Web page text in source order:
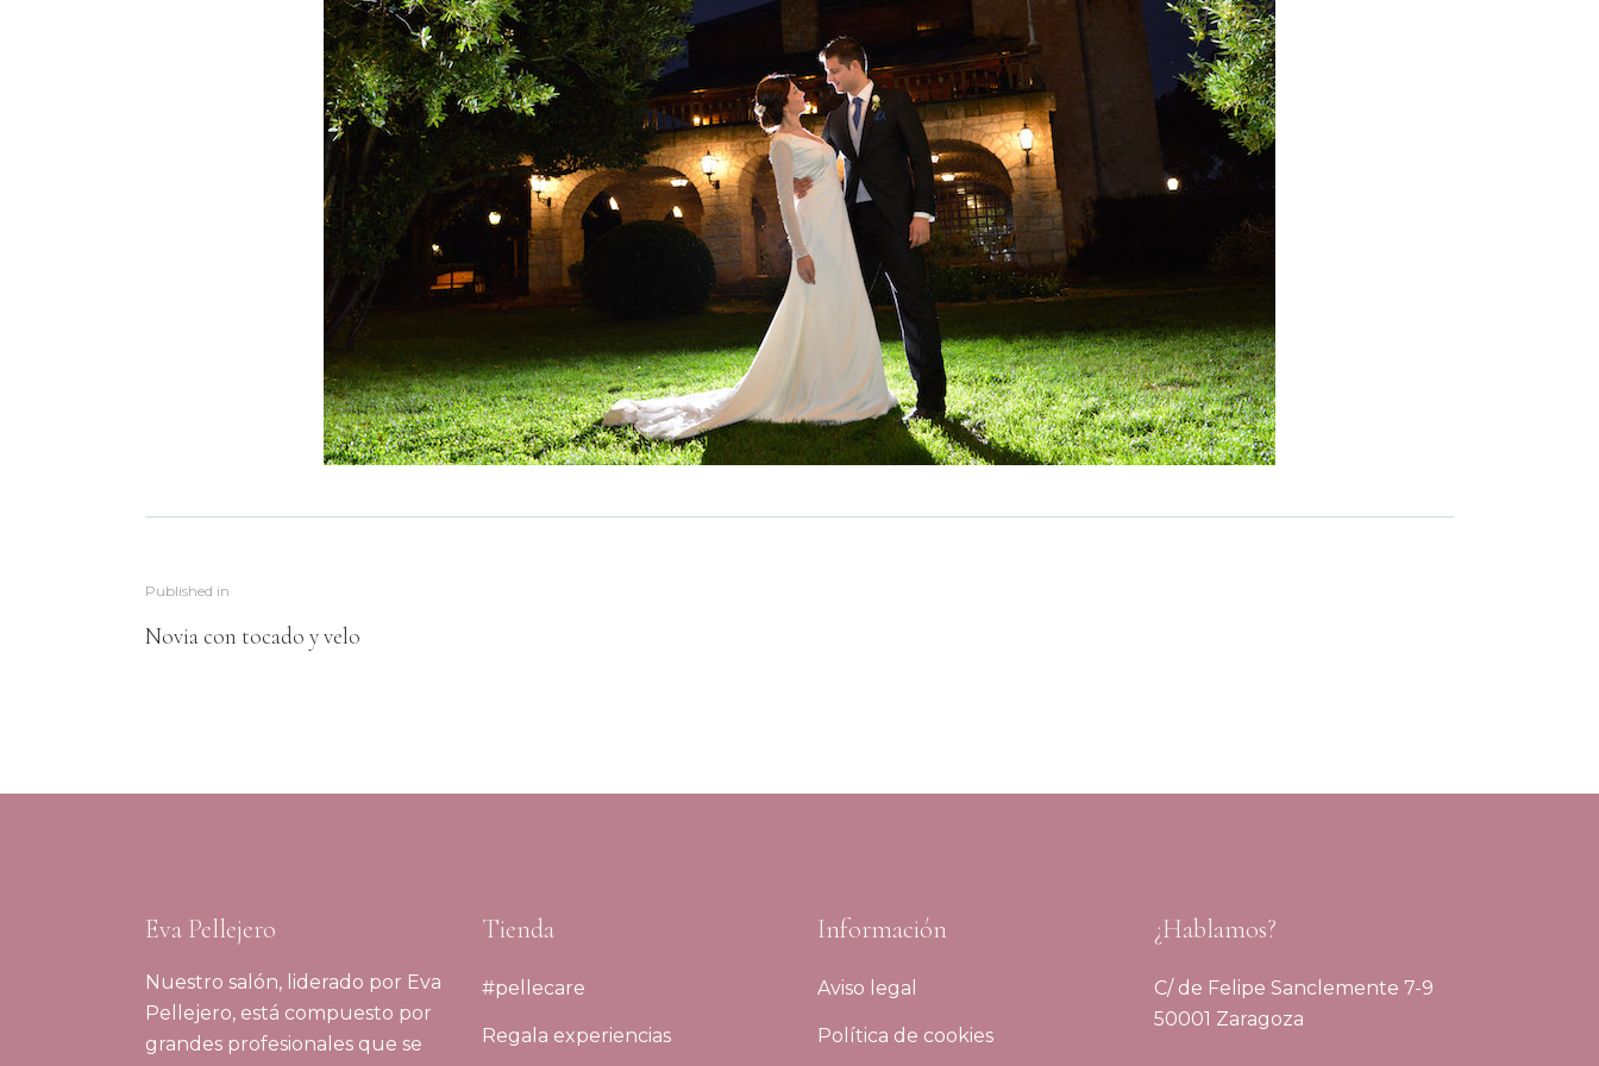
Published in
Novia con tocado y velo
Eva Pellejero
Nuestro salón, liderado por Eva
Pellejero, está compuesto por
grandes profesionales que se
Tienda
#pellecare
Regala experiencias
Información
Aviso legal
Política de cookies
¿Hablamos?
C/ de Felipe Sanclemente 7-9
50001 Zaragoza